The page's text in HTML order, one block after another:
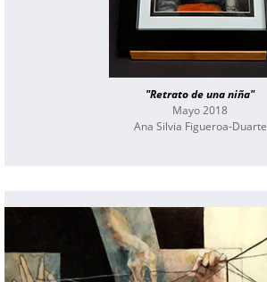
"Retrato de una niña"
Mayo 2018
Ana Silvia Figueroa-Duarte